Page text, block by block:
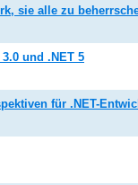
sie alle zu
und .NET 5
für .NET-